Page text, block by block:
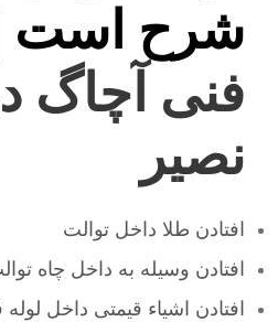
شرح است
فنی آچاگ
نصیر
افتادن طلا داخل توالت
افتادن وسیله به داخل چاه
افتادن اشیاء قیمتی داخل